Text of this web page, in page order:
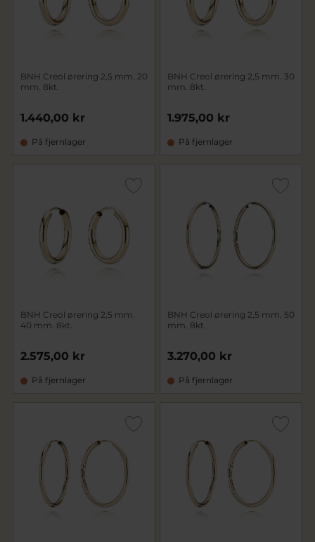
BNH Creol ørering 2,5 mm. 20
mm. 8kt.
1.440,00 kr
På fjernlager
BNH Creol ørering 2,5 mm. 30
mm. 8kt.
1.975,00 kr
På fjernlager
BNH Creol ørering 2,5 mm.
40 mm. 8kt.
2.575,00 kr
På fjernlager
BNH Creol ørering 2,5 mm. 50
mm. 8kt.
3.270,00 kr
På fjernlager